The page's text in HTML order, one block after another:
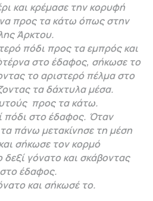
και κρέμασε την κορυφή
προς τα κάτω όπως στην
Άρκτου.
πόδι προς τα εμπρός και
στο έδαφος, σήκωσε το
το αριστερό πέλμα στο
τα δάχτυλα μέσα.
προς τα κάτω.
πόδι στο έδαφος. Όταν
πάνω μετακίνησε τη μέση
σήκωσε τον κορμό
δεξί γόνατο και σκάβοντας
έδαφος.
και σήκωσέ το.